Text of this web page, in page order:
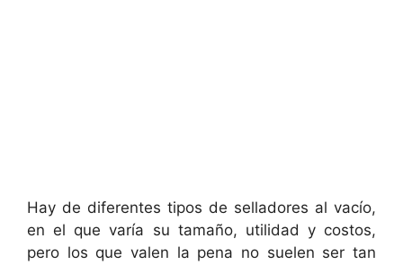
Hay de diferentes tipos de selladores al vacío,
en el que varía su tamaño, utilidad y costos,
pero los que valen la pena no suelen ser tan